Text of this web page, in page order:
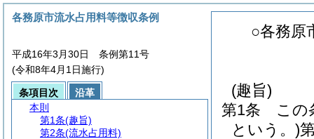
○各務原
(趣旨)
第1条
この
という。)
各務原市流水占用料等徴収条例
平成16年3月30日 条例第11号
(令和8年4月1日施行)
条項目次
沿革
本則
第1条(趣旨)
第2条(流水占用料)